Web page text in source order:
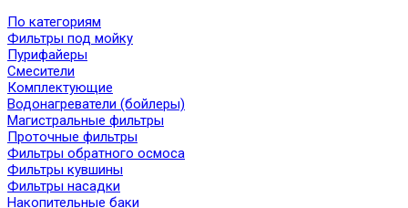
По категориям
Фильтры под мойку
Пурифайеры
Смесители
Комплектующие
Водонагреватели (бойлеры)
Магистральные фильтры
Проточные фильтры
Фильтры обратного осмоса
Фильтры кувшины
Фильтры насадки
Накопительные баки